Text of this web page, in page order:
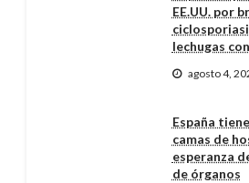
EE.UU. por
lechugas
agosto 4,
España
camas de
esperanza
de órganos